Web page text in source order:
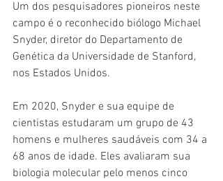
Um dos pesquisadores pioneiros neste
campo é o reconhecido biólogo Michael
Snyder, diretor do Departamento de
Genética da Universidade de Stanford,
nos Estados Unidos.
Em 2020, Snyder e sua equipe de
cientistas estudaram um grupo de 43
homens e mulheres saudáveis com 34 a
68 anos de idade. Eles avaliaram sua
biologia molecular pelo menos cinco